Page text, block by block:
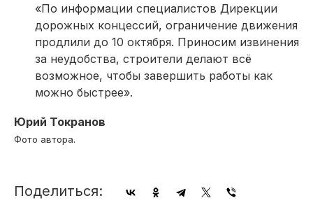
«По информации специалистов Дирекции
дорожных концессий, ограничение движения
продлили до 10 октября. Приносим извинения
за неудобства, строители делают всё
возможное, чтобы завершить работы как
можно быстрее».
Юрий Токранов
Фото автора.
Поделиться: